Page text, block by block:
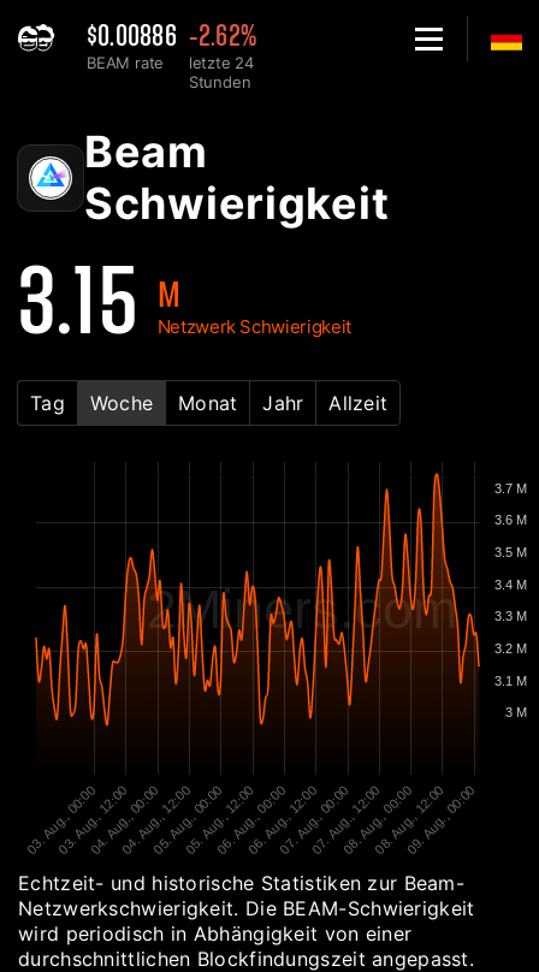
$0.00886
BEAM rate
-2.62%
letzte 24
Stunden
Beam
Schwierigkeit
3.15 M
Netzwerk Schwierigkeit
Tag Woche Monat Jahr Allzeit
2Miners.com
03. Aug., 00:00
03. Aug., 12:00
04. Aug., 00:00
04. Aug., 12:00
05. Aug., 00:00
05. Aug., 12:00
06. Aug., 00:00
06. Aug., 12:00
07. Aug., 00:00
07. Aug., 12:00
08. Aug., 00:00
08. Aug., 12:00
09. Aug., 00:00
3 M
3.1 M
3.2 M
3.3 M
3.4 M
3.5 M
3.6 M
3.7 M
Echtzeit- und historische Statistiken zur Beam-
Netzwerkschwierigkeit. Die BEAM-Schwierigkeit
wird periodisch in Abhängigkeit von einer
durchschnittlichen Blockfindungszeit angepasst.